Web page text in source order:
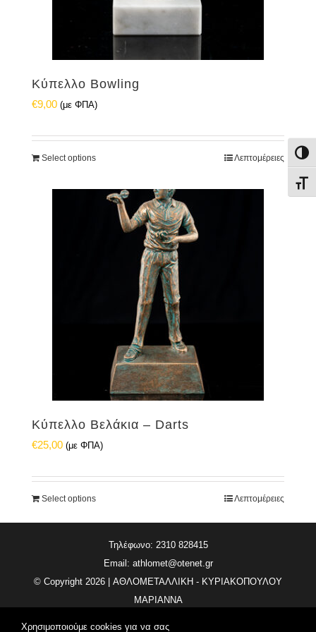
Κύπελλο Bowling
€9,00 (με ΦΠΑ)
Select options Λεπτομέρειες
Κύπελλο Βελάκια – Darts
€25,00 (με ΦΠΑ)
Select options Λεπτομέρειες
Τηλέφωνο: 2310 828415
Email: athlomet@otenet.gr
© Copyright 2026 | ΑΘΛΟΜΕΤΑΛΛΙΚΗ - ΚΥΡΙΑΚΟΠΟΥΛΟΥ
ΜΑΡΙΑΝΝΑ
Χρησιμοποιούμε cookies για να σας